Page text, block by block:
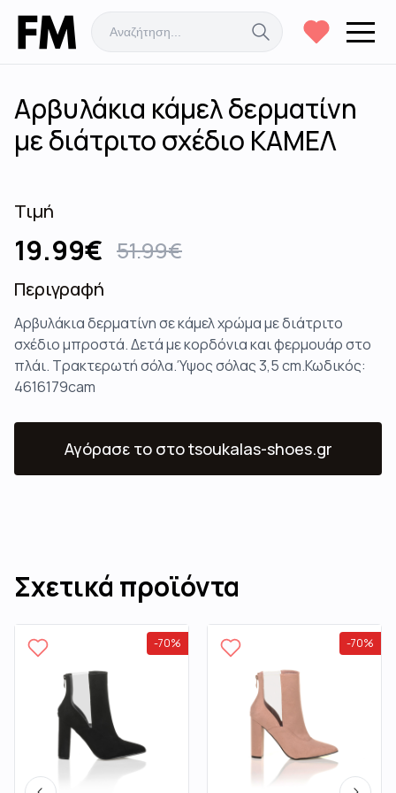
Αρβυλάκια κάμελ δερματίνη
με διάτριτο σχέδιο ΚΑΜΕΛ
Τιμή
19.99€ 51.99€
Περιγραφή
Αρβυλάκια δερματίνη σε κάμελ χρώμα με διάτριτο
σχέδιο μπροστά. Δετά με κορδόνια και φερμουάρ στο
πλάι. Τρακτερωτή σόλα.Ύψος σόλας 3,5 cm.Κωδικός:
4616179cam
Αγόρασε το στο tsoukalas-shoes.gr
Σχετικά προϊόντα
-70% -70%